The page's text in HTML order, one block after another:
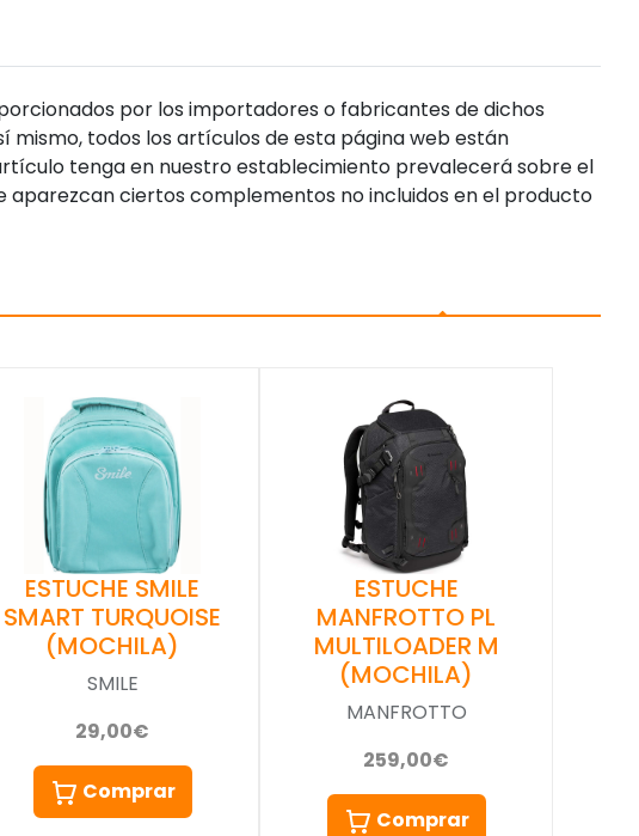
por los importadores o fabricantes de dichos
todos los artículos de esta página web están
tenga en nuestro establecimiento prevalecerá sobre el
ciertos complementos no incluidos en el producto
ESTUCHE SMILE
SMART TURQUOISE
(MOCHILA)
SMILE
29,00€
Comprar
ESTUCHE
MANFROTTO PL
MULTILOADER M
(MOCHILA)
MANFROTTO
259,00€
Comprar